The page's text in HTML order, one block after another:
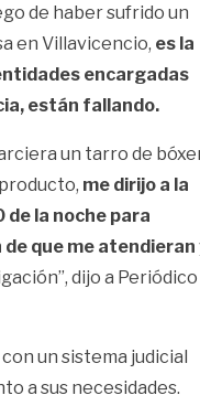
de haber sufrido un
en Villavicencio, es la
encargadas
están fallando.
un tarro de
me dirijo a la
de la noche para
que me atendieran
dijo a Periódico
un sistema judicial
a sus necesidades.